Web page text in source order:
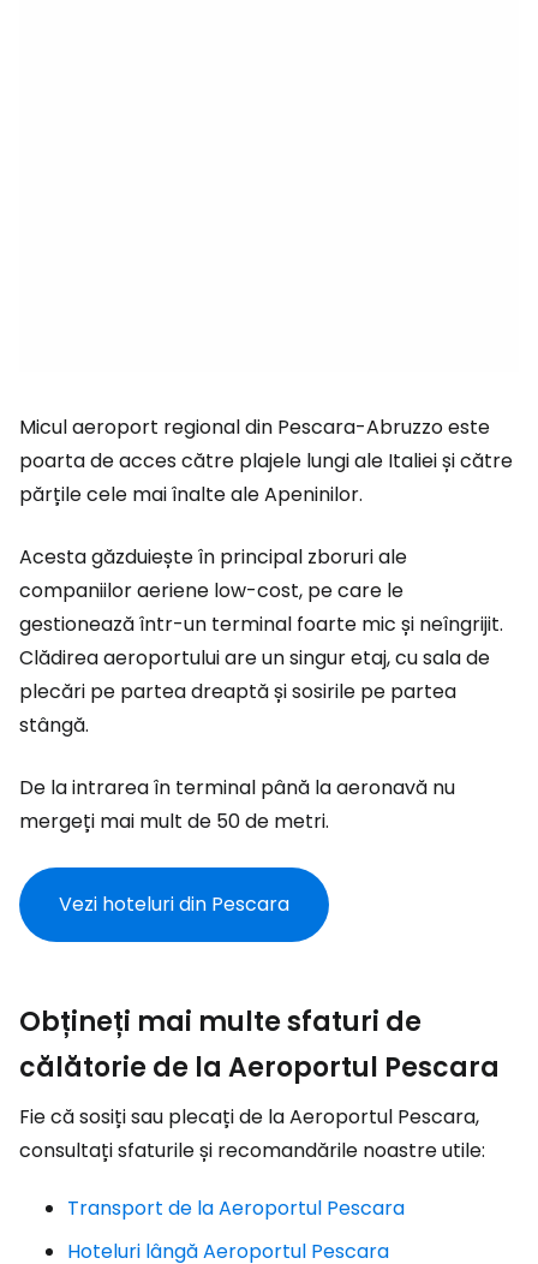
Micul aeroport regional din Pescara-Abruzzo este
poarta de acces către plajele lungi ale Italiei și către
părțile cele mai înalte ale Apeninilor.
Acesta găzduiește în principal zboruri ale
companiilor aeriene low-cost, pe care le
gestionează într-un terminal foarte mic și neîngrijit.
Clădirea aeroportului are un singur etaj, cu sala de
plecări pe partea dreaptă și sosirile pe partea
stângă.
De la intrarea în terminal până la aeronavă nu
mergeți mai mult de 50 de metri.
Vezi hoteluri din Pescara
Obțineți mai multe sfaturi de
călătorie de la Aeroportul Pescara
Fie că sosiți sau plecați de la Aeroportul Pescara,
consultați sfaturile și recomandările noastre utile:
Transport de la Aeroportul Pescara
Hoteluri lângă Aeroportul Pescara